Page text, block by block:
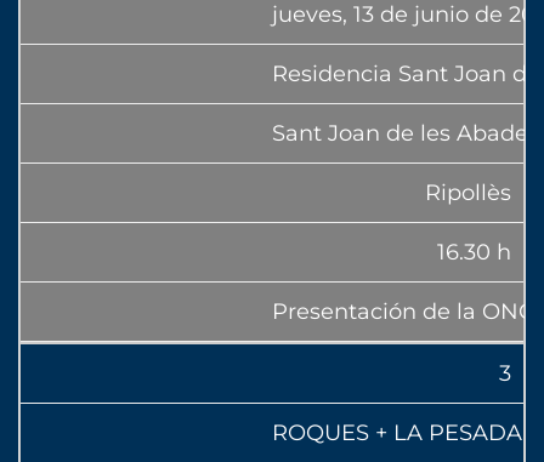
jueves, 13 de junio de
Residencia Sant Joan
Sant Joan de les
Ripollès
16.30 h
Presentación de la
3
ROQUES + LA PESADA